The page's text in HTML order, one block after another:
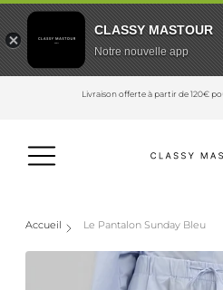
Livraison offerte à partir de 120€
Accueil Le Pantalon Sunday Bleu
CLASSY MASTOUR
Notre nouvelle app